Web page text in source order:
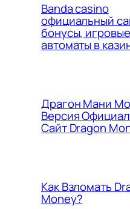
Banda casino
официальный
бонусы, игровые
автоматы в
Драгон Мани
Версия
Сайт Dragon
Как Взломать
Money?